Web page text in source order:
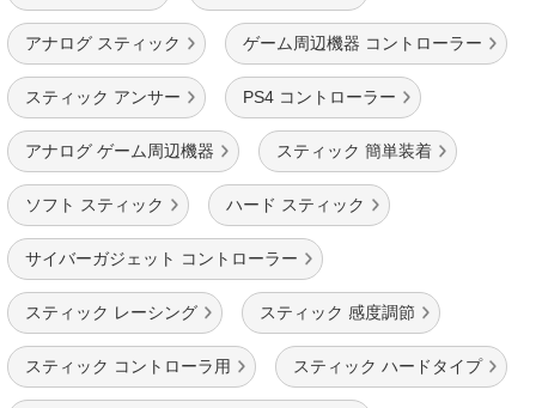
アナログ スティック ゲーム周辺機器 コントローラー
スティック アンサー PS4 コントローラー
アナログ ゲーム周辺機器 スティック 簡単装着
ソフト スティック ハード スティック
サイバーガジェット コントローラー
スティック レーシング スティック 感度調節
スティック コントローラ用 スティック ハードタイプ